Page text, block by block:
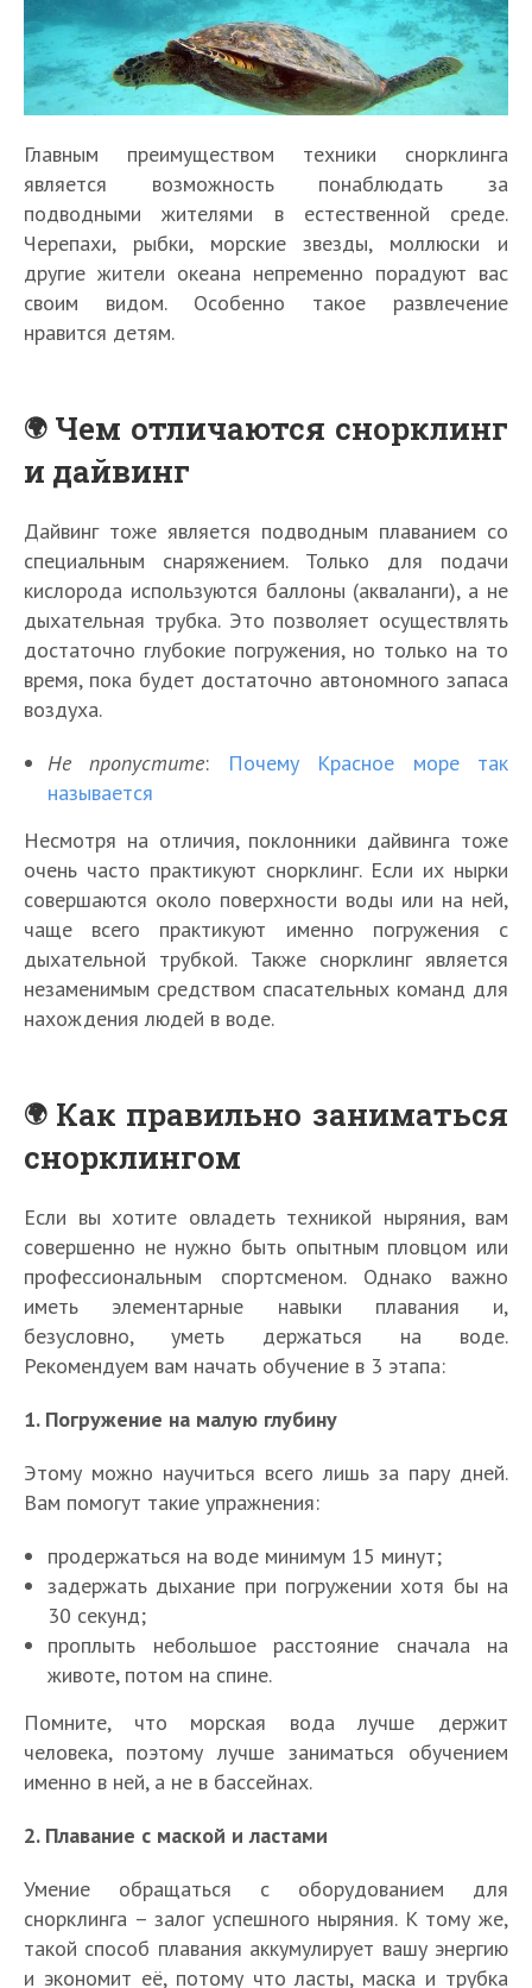
Главным преимуществом техники снорклинга
является возможность понаблюдать за
подводными жителями в естественной среде.
Черепахи, рыбки, морские звезды, моллюски и
другие жители океана непременно порадуют вас
своим видом. Особенно такое развлечение
нравится детям.
Чем отличаются снорклинг
и дайвинг
Дайвинг тоже является подводным плаванием со
специальным снаряжением. Только для подачи
кислорода используются баллоны (акваланги), а не
дыхательная трубка. Это позволяет осуществлять
достаточно глубокие погружения, но только на то
время, пока будет достаточно автономного запаса
воздуха.
Не пропустите: Почему Красное море так
называется
Несмотря на отличия, поклонники дайвинга тоже
очень часто практикуют снорклинг. Если их нырки
совершаются около поверхности воды или на ней,
чаще всего практикуют именно погружения с
дыхательной трубкой. Также снорклинг является
незаменимым средством спасательных команд для
нахождения людей в воде.
Как правильно заниматься
снорклингом
Если вы хотите овладеть техникой ныряния, вам
совершенно не нужно быть опытным пловцом или
профессиональным спортсменом. Однако важно
иметь элементарные навыки плавания и,
безусловно, уметь держаться на воде.
Рекомендуем вам начать обучение в 3 этапа:
1. Погружение на малую глубину
Этому можно научиться всего лишь за пару дней.
Вам помогут такие упражнения:
продержаться на воде минимум 15 минут;
задержать дыхание при погружении хотя бы на
30 секунд;
проплыть небольшое расстояние сначала на
животе, потом на спине.
Помните, что морская вода лучше держит
человека, поэтому лучше заниматься обучением
именно в ней, а не в бассейнах.
2. Плавание с маской и ластами
Умение обращаться с оборудованием для
снорклинга – залог успешного ныряния. К тому же,
такой способ плавания аккумулирует вашу энергию
и экономит её, потому что ласты, маска и трубка